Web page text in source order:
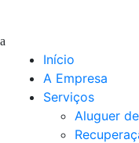
Início
A Empresa
Serviços
Aluguer